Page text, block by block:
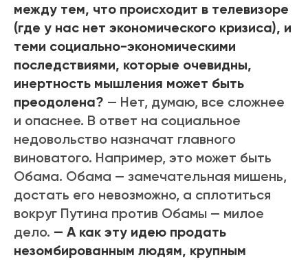
между тем, что происходит в телевизоре
(где у нас нет экономического кризиса), и
теми социально-экономическими
последствиями, которые очевидны,
инертность мышления может быть
преодолена? — Нет, думаю, все сложнее
и опаснее. В ответ на социальное
недовольство назначат главного
виноватого. Например, это может быть
Обама. Обама — замечательная мишень,
достать его невозможно, а сплотиться
вокруг Путина против Обамы — милое
дело. — А как эту идею продать
незомбированным людям, крупным